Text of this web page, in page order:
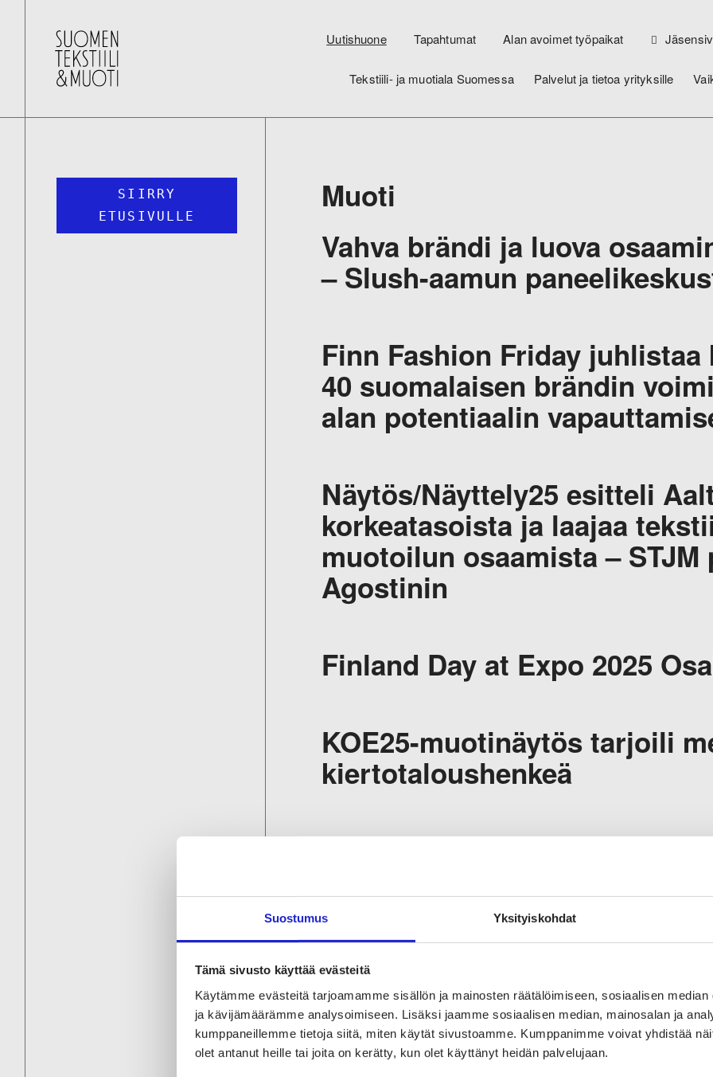
Suostumus Yksityiskohdat
Tämä sivusto käyttää evästeitä
Käytämme evästeitä tarjoamamme sisällön ja mainosten räätälöimiseen, sosiaalisen
ja kävijämäärämme analysoimiseen. Lisäksi jaamme sosiaalisen median, mainosalan ja
kumppaneillemme tietoja siitä, miten käytät sivustoamme. Kumppanimme voivat yhdistää
olet antanut heille tai joita on kerätty, kun olet käyttänyt heidän palvelujaan.
Uutishuone Tapahtumat Alan avoimet työpaikat
Tekstiili- ja muotiala Suomessa Palvelut ja tietoa yrityksille
SIIRRY
ETUSIVULLE
Muoti
Vahva brändi ja luova
– Slush-aamun
Finn Fashion Friday
40 suomalaisen brändin
alan potentiaalin
Näytös/Näyttely25 esitteli
korkeatasoista ja laajaa
muotoilun osaamista – STJM
Agostinin
Finland Day at Expo 2025
KOE25-muotinäytös tarjoili
kiertotaloushenkeä
Ole suomalaisen muodin
Fashion Friday tuo valoa
voimin
Marimekon Alahuhta-Kasko
toimitusjohtaja